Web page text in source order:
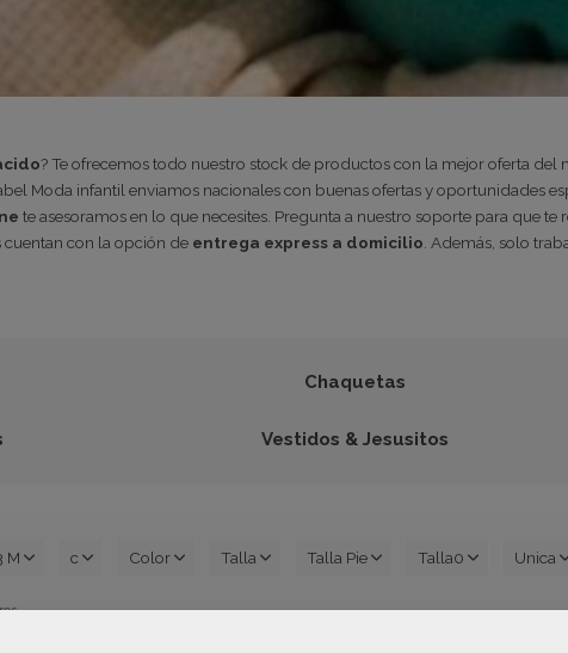
? Te ofrecemos todo nuestro stock de productos con la mejor oferta del
Moda infantil enviamos nacionales con buenas ofertas y oportunidades
te asesoramos en lo que necesites. Pregunta a nuestro soporte para que te
con la opción de entrega express a domicilio. Además, solo
Chaquetas
Vestidos & Jesusitos
M c Color Talla Talla Pie Talla0 Unica